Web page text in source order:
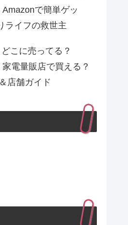
で簡単ゲッ
ライフの救世主
こに売ってる？
電量販店で買える？
店舗ガイド